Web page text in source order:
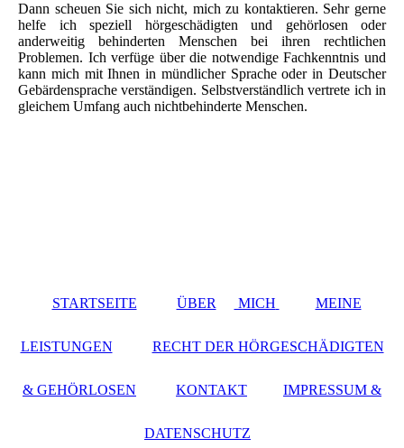
Dann scheuen Sie sich nicht, mich zu kontaktieren. Sehr gerne
helfe ich speziell hörgeschädigten und gehörlosen oder
anderweitig behinderten Menschen bei ihren rechtlichen
Problemen. Ich verfüge über die notwendige Fachkenntnis und
kann mich mit Ihnen in mündlicher Sprache oder in Deutscher
Gebärdensprache verständigen. Selbstverständlich vertrete ich in
gleichem Umfang auch nichtbehinderte Menschen.
STARTSEITE ÜBER MICH MEINE
LEISTUNGEN RECHT DER HÖRGESCHÄDIGTEN
& GEHÖRLOSEN KONTAKT IMPRESSUM &
DATENSCHUTZ